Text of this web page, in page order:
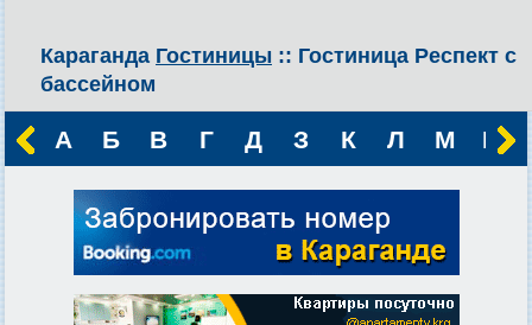
Караганда Гостиницы :: Гостиница Респект с
бассейном
А Б В Г Д З К Л М Н